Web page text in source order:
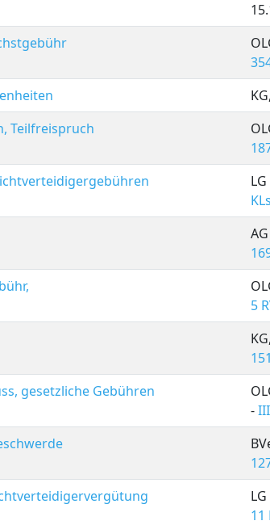
Teilfreispruch
5
gesetzliche Gebühren
-
11